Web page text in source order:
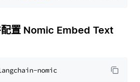
置 Nomic Embed Text